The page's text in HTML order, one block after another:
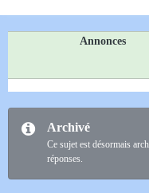
Annonces
Archivé
Ce sujet est désormais
réponses.